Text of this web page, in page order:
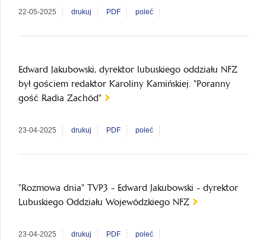
22-05-2025 drukuj PDF poleć
Edward Jakubowski, dyrektor lubuskiego oddziału NFZ
był gościem redaktor Karoliny Kamińskiej. "Poranny
gość Radia Zachód"
23-04-2025 drukuj PDF poleć
"Rozmowa dnia" TVP3 - Edward Jakubowski - dyrektor
Lubuskiego Oddziału Wojewódzkiego NFZ
23-04-2025 drukuj PDF poleć